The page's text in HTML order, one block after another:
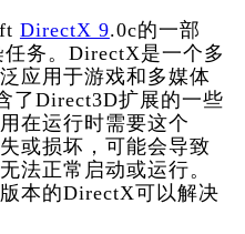
DirectX 9.0c的一部
务。DirectX是一个多
应用于游戏和多媒体
了Direct3D扩展的一些
在运行时需要这个
或损坏，可能会导致
法正常启动或运行。
本的DirectX可以解决